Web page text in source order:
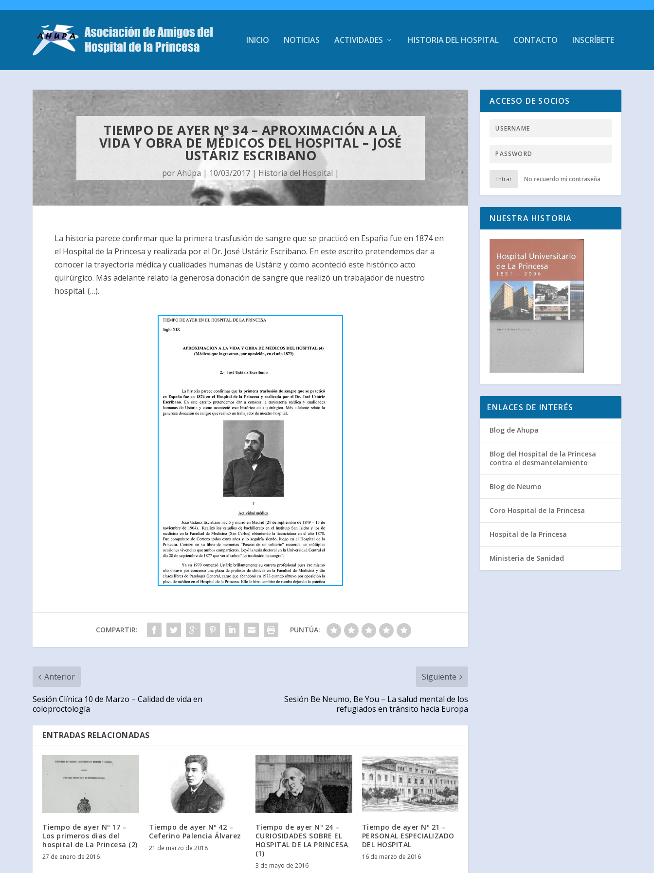
INICIO NOTICIAS ACTIVIDADES HISTORIA DEL HOSPITAL CONTACTO INSCRÍBETE
TIEMPO DE AYER Nº 34 – APROXIMACIÓN A LA
VIDA Y OBRA DE MÉDICOS DEL HOSPITAL – JOSÉ
USTÁRIZ ESCRIBANO
porAhúpa | 10/03/2017| Historia del Hospital |
La historia parece confirmar que la primera trasfusión de sangre que se practicó en España fue en 1874 en
el Hospital de la Princesa y realizada por el Dr. José Ustáriz Escribano. En este escrito pretendemos dar a
conocer la trayectoria médica y cualidades humanas de Ustáriz y como aconteció este histórico acto
quirúrgico. Más adelante relato la generosa donación de sangre que realizó un trabajador de nuestro
hospital. (…).
COMPARTIR: PUNTÚA:
Anterior
Sesión Clínica 10 de Marzo – Calidad de vida en
coloproctología
Siguiente
Sesión Be Neumo, Be You – La salud mental de los
refugiados en tránsito hacia Europa
ENTRADAS RELACIONADAS
Tiempo de ayer Nº 17 –
Los primeros dias del
hospital de La Princesa (2)
27 de enero de 2016
Tiempo de ayer Nº 42 –
Ceferino Palencia Álvarez
21 de marzo de 2018
Tiempo de ayer Nº 24 –
CURIOSIDADES SOBRE EL
HOSPITAL DE LA PRINCESA
(1)
3 de mayo de 2016
Tiempo de ayer Nº 21 –
PERSONAL ESPECIALIZADO
DEL HOSPITAL
16 de marzo de 2016
ACCESO DE SOCIOS
Entrar No recuerdo mi contraseña
NUESTRA HISTORIA
ENLACES DE INTERÉS
Blog de Ahupa
Blog del Hospital de la Princesa
contra el desmantelamiento
Blog de Neumo
Coro Hospital de la Princesa
Hospital de la Princesa
Ministeria de Sanidad